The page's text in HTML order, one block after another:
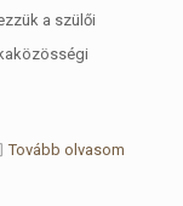
a szülői
Tovább olvasom